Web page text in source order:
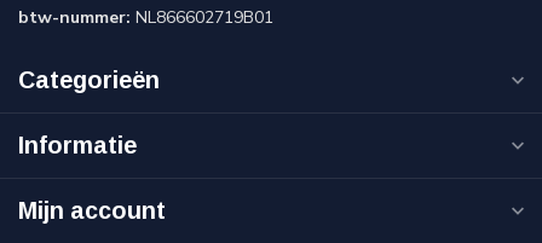
btw-nummer: NL866602719B01
Categorieën
Informatie
Mijn account